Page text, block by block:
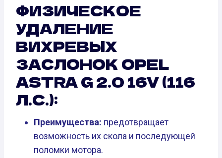
ФИЗИЧЕСКОЕ
УДАЛЕНИЕ
ВИХРЕВЫХ
ЗАСЛОНОК OPEL
ASTRA G 2.0 16V (116
Л.С.):
Преимущества: предотвращает
возможность их скола и последующей
поломки мотора.